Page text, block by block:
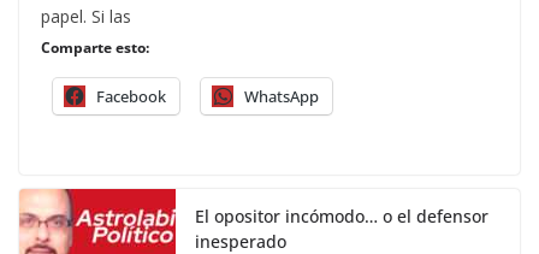
papel. Si las
Comparte esto:
Facebook WhatsApp
El opositor incómodo… o el defensor
inesperado